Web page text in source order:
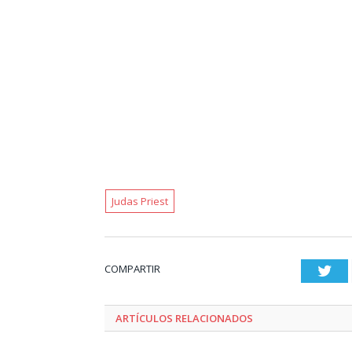
Judas Priest
COMPARTIR
ARTÍCULOS RELACIONADOS